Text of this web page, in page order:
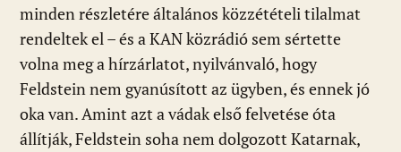
minden részletére általános közzétételi tilalmat
rendeltek el – és a KAN közrádió sem sértette
volna meg a hírzárlatot, nyilvánvaló, hogy
Feldstein nem gyanúsított az ügyben, és ennek jó
oka van. Amint azt a vádak első felvetése óta
állítják, Feldstein soha nem dolgozott Katarnak,